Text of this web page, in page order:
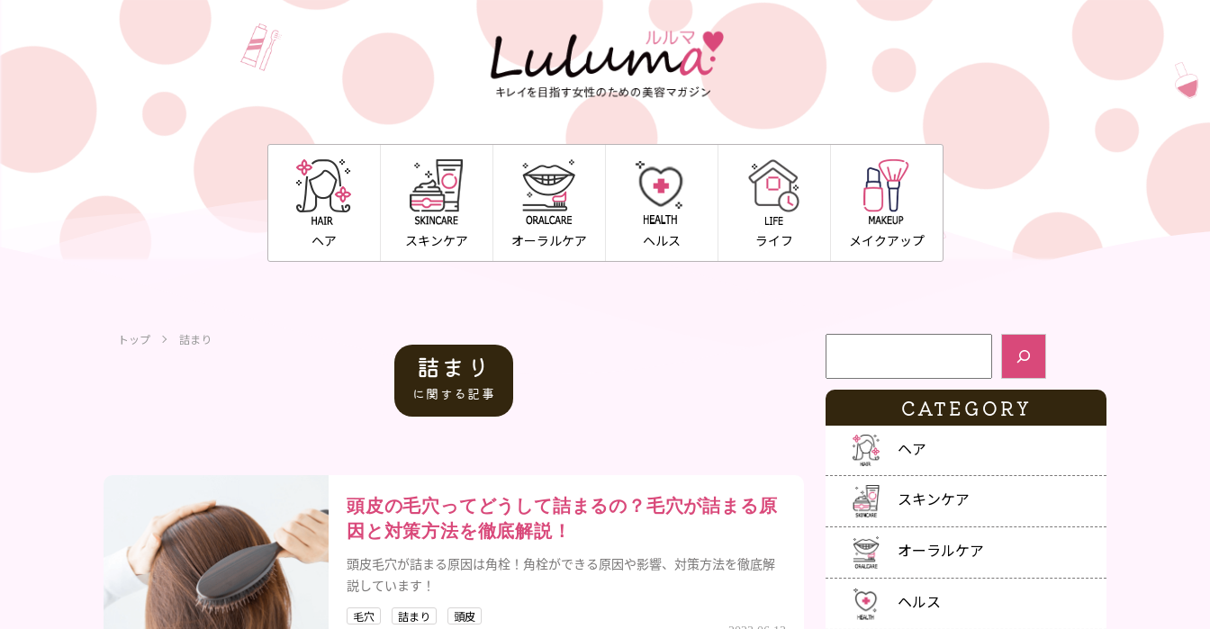
ヘア スキンケア オーラルケア ヘルス ライフ メイクアップ
トップ 詰まり
詰まり
に関する記事
頭皮の毛穴ってどうして詰まるの？毛穴が詰まる原
因と対策方法を徹底解説！
頭皮毛穴が詰まる原因は角栓！角栓ができる原因や影響、対策方法を徹底解
説しています！
毛穴 詰まり 頭皮
検索
CATEGORY
ヘア
スキンケア
オーラルケア
ヘルス